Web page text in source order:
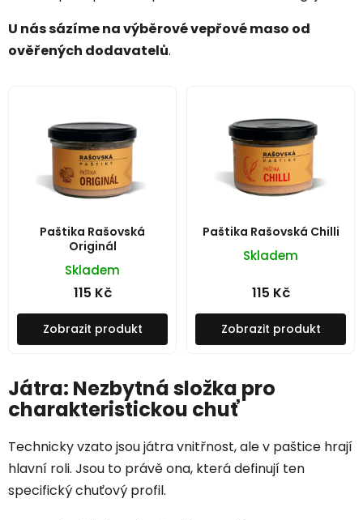
U nás sázíme navýběrové vepřové maso od
ověřených dodavatelů.
Paštika Rašovská
Originál
Skladem
115 Kč
Zobrazit produkt
Paštika Rašovská Chilli
Skladem
115 Kč
Zobrazit produkt
Játra: Nezbytná složka pro
charakteristickou chuť
Technicky vzato jsou játra vnitřnost, ale v paštice hrají
hlavní roli. Jsou to právě ona, která definují ten
specifický chuťový profil.